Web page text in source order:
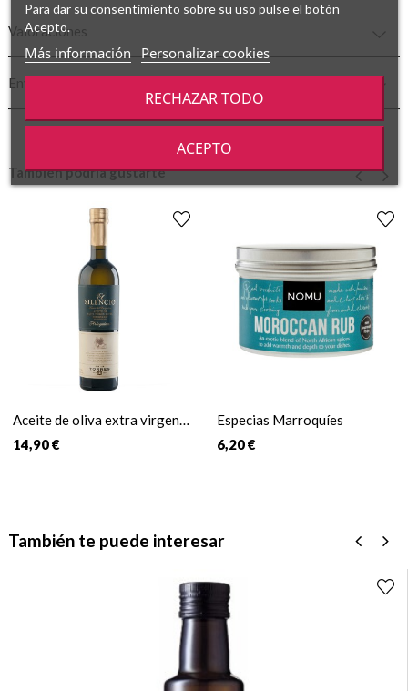
Valoraciones
Envío y Transporte
También podría gustarte
Aceite de oliva extra virgen
El Silencio
14,90 €
Especias Marroquíes
6,20 €
›
También te puede interesar
›
Para dar su consentimiento sobre su uso pulse el botón
Acepto.
Más información Personalizar cookies
RECHAZAR TODO
ACEPTO